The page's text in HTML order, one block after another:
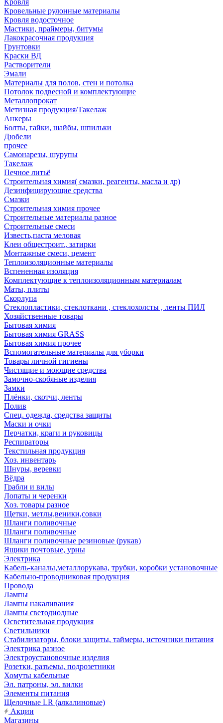
Кровля
Кровельные рулонные материалы
Кровля водосточное
Мастики, праймеры, битумы
Лакокрасочная продукция
Грунтовки
Краски ВД
Растворители
Эмали
Материалы для полов, стен и потолка
Потолок подвесной и комплектующие
Металлопрокат
Метизная продукция/Такелаж
Анкеры
Болты, гайки, шайбы, шпильки
Дюбели
прочее
Самонарезы, шурупы
Такелаж
Печное литьё
Строительная химия( смазки, реагенты, масла и др)
Дезинфицирующие средства
Смазки
Строительная химия прочее
Строительные материалы разное
Строительные смеси
Известь,паста меловая
Клеи общестроит., затирки
Монтажные смеси, цемент
Теплоизоляционные материалы
Вспененная изоляция
Комплектующие к теплоизоляционным материалам
Маты, плиты
Скорлупа
Стеклопластики, стеклоткани , стеклохолсты , ленты ПИЛ
Хозяйственные товары
Бытовая химия
Бытовая химия GRASS
Бытовая химия прочее
Вспомогательные материалы для уборки
Товары личной гигиены
Чистящие и моющие средства
Замочно-скобяные изделия
Замки
Плёнки, скотчи, ленты
Полив
Спец. одежда, средства защиты
Маски и очки
Перчатки, краги и руковицы
Респираторы
Текстильная продукция
Хоз. инвентарь
Шнуры, веревки
Вёдра
Грабли и вилы
Лопаты и черенки
Хоз. товары разное
Щетки, метлы,веники,совки
Шланги поливочные
Шланги поливочные
Шланги поливочные резиновые (рукав)
Ящики почтовые, урны
Электрика
Кабель-каналы,металлорукава, трубки, коробки установочные
Кабельно-проводниковая продукция
Провода
Лампы
Лампы накаливания
Лампы светодиодные
Осветительная продукция
Светильники
Стабилизаторы, блоки защиты, таймеры, источники питания
Электрика разное
Электроустановочные изделия
Розетки, разъемы, подрозетники
Хомуты кабельные
Эл. патроны, эл. вилки
Элементы питания
Щелочные LR (алкалиновые)
Акции
Магазины